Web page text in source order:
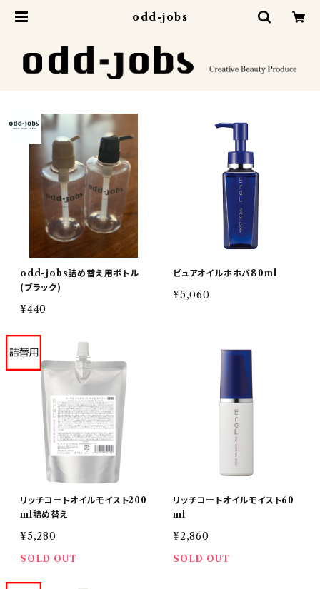
odd-jobs
odd-jobs詰め替え用ボトル
(ブラック)
¥440
ピュアオイルホホバ80ml
¥5,060
リッチコートオイルモイスト200
ml詰め替え
¥5,280
SOLD OUT
リッチコートオイルモイスト60
ml
¥2,860
SOLD OUT